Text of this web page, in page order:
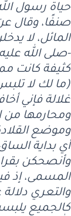
حياة رسول
صنفًا، وقال
المائل، لا
-صلى الله
كثيفة كانت
(ما لك لا
غلالة فإني
ومحارمها من
وموضع
أي بداية
وأنصحكن
المسمى، إذ
والتعري
كالجميع